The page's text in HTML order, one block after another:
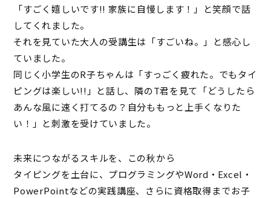
「すごく嬉しいです!! 家族に自慢します！」と笑顔で話
してくれました。
それを見ていた大人の受講生は「すごいね。」と感心し
ていました。
同じく小学生のR子ちゃんは「すっごく疲れた。でもタイ
ピングは楽しい!!」と話し、隣のT君を見て「どうしたら
あんな風に速く打てるの？自分ももっと上手くなりた
い！」と刺激を受けていました。
未来につながるスキルを、この秋から
タイピングを土台に、プログラミングやWord・Excel・
PowerPointなどの実践講座、さらに資格取得まで――お子